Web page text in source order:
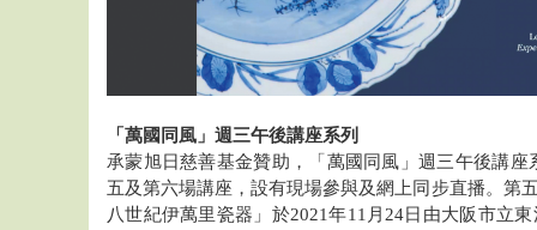
「萬國同風」週三午後講座系列
承蒙旭日慈善基金贊助，「萬國同風」週三午後講座
五及第六場講座，設有現場參與及網上同步直播。
八世紀伊萬里瓷器」於2021年11月24日由大阪市立